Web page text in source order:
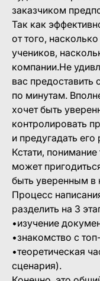
заказчиком
Так как
от того,
учеников,
компании.Не
вас предоставить
по минутам.
хочет быть
контролировать
и предугадать его
Кстати,
может
быть уверенным в
Процесс
разделить на 3
•изучение
•знакомство с
•теоретическая
сценария).